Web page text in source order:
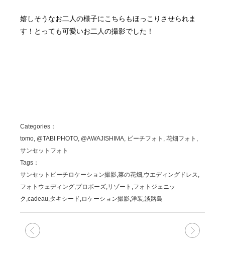
嬉しそうなお二人の様子にこちらもほっこりさせられま
す！とっても可愛いお二人の撮影でした！
Categories：
tomo, @TABI PHOTO, @AWAJISHIMA, ビーチフォト, 花畑フォト,
サンセットフォト
Tags：
サンセットビーチロケーション撮影,菜の花畑,ウエディングドレス,
フォトウェディング,プロポーズ,リゾート,フォトジェニッ
ク,cadeau,タキシード,ロケーション撮影,洋装,淡路島
前の記